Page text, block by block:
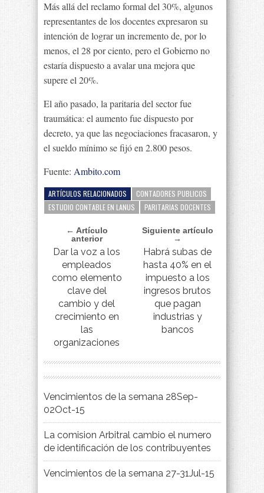
Más allá del reclamo formal del 30%, algunos
representantes de los docentes expresaron su
intención de lograr un incremento de, por lo
menos, el 28 por ciento, pero el Gobierno no
estaría dispuesto a avalar una mejora que
supere el 20%.
El año pasado, la paritaria del sector fue
traumática: el aumento fue dispuesto por
decreto, ya que las negociaciones fracasaron, y
el sueldo mínimo se fijó en 2.800 pesos.
Fuente: Ambito.com
ARTÍCULOS RELACIONADOS
CONTADORES PUBLICOS
ESTUDIO CONTABLE EN LANUS
PARITARIAS DOCENTES
← Artículo
anterior
Dar la voz a los
empleados
como elemento
clave del
cambio y del
crecimiento en
las
organizaciones
Siguiente artículo
→
Habrá subas de
hasta 40% en el
impuesto a los
ingresos brutos
que pagan
industrias y
bancos
Vencimientos de la semana 28Sep-
02Oct-15
La comision Arbitral cambio el numero
de identificación de los contribuyentes
Vencimientos de la semana 27-31Jul-15